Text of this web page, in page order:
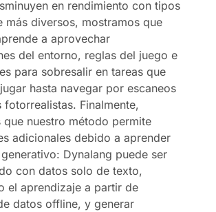
en rendimiento con tipos
más diversos, mostramos que
a aprovechar
del entorno, reglas del juego e
para sobresalir en tareas que
hasta navegar por escaneos
fotorrealistas. Finalmente,
que nuestro método permite
adicionales debido a aprender
Dynalang puede ser
con datos solo de texto,
el aprendizaje a partir de
datos offline, y generar